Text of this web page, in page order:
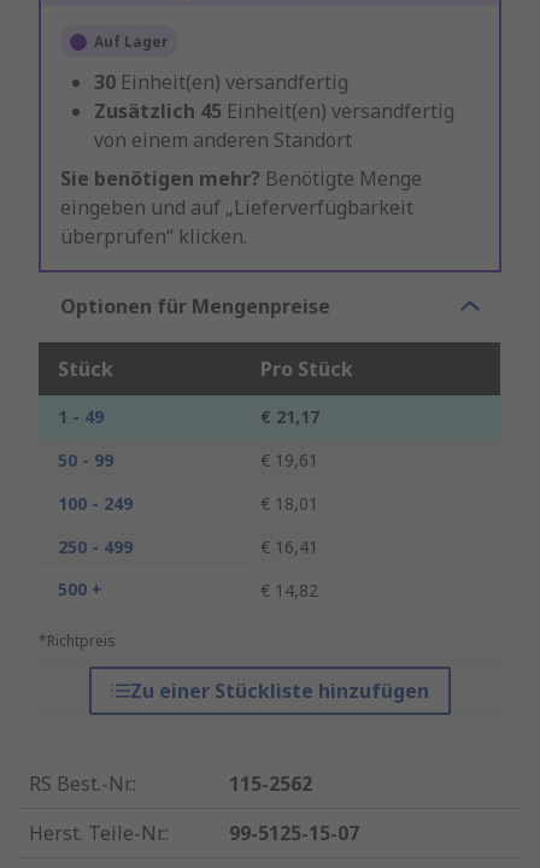
Auf Lager
30 Einheit(en) versandfertig
Zusätzlich 45 Einheit(en) versandfertig
von einem anderen Standort
Sie benötigen mehr? Benötigte Menge
eingeben und auf „Lieferverfügbarkeit
überprüfen“ klicken.
Optionen für Mengenpreise
Stück Pro Stück
1 - 49
€ 21,17
50 - 99
€ 19,61
100 - 249
€ 18,01
250 - 499
€ 16,41
500 +
€ 14,82
*Richtpreis
Zu einer Stückliste hinzufügen
RS Best.-Nr.:
115-2562
Herst. Teile-Nr.:
99-5125-15-07